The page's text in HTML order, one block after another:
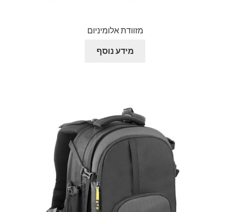
מזוודת אלומיניום
מידע נוסף